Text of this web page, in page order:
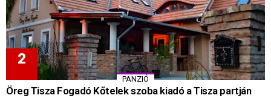
PANZIÓ
Öreg Tisza Fogadó Kőtelek szoba kiadó a Tisza partján